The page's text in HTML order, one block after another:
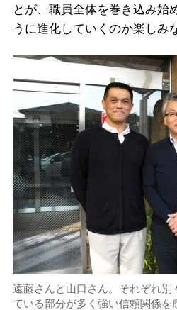
とが、職員全体を巻き込み始
うに進化していくのか楽しみ
遠藤さんと山口さん。それぞれ別
ている部分が多く強い信頼関係を